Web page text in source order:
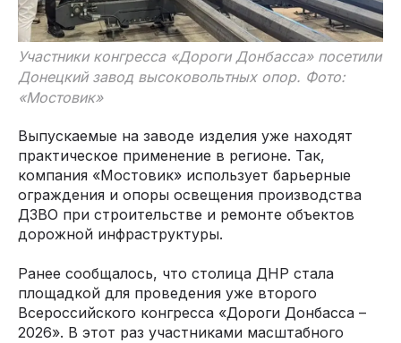
Участники конгресса «Дороги Донбасса» посетили
Донецкий завод высоковольтных опор. Фото:
«Мостовик»
Выпускаемые на заводе изделия уже находят
практическое применение в регионе. Так,
компания «Мостовик» использует барьерные
ограждения и опоры освещения производства
ДЗВО при строительстве и ремонте объектов
дорожной инфраструктуры.
Ранее сообщалось, что столица ДНР стала
площадкой для проведения уже второго
Всероссийского конгресса «Дороги Донбасса –
2026». В этот раз участниками масштабного